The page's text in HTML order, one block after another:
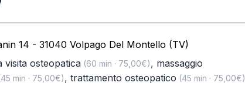
14 - 31040 Volpago Del Montello (TV)
visita osteopatica(60 min · 75,00€), massaggio
min · 75,00€), trattamento osteopatico (45 min · 75,00€)